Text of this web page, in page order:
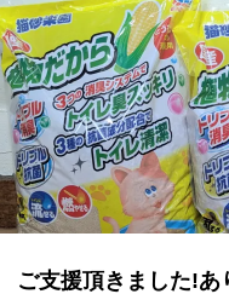
ご支援頂きました!あ